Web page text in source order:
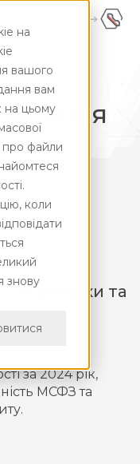
на
вашого
вам
на цьому
про файли
коли
знову
UA
ENG
перевірки та
за 2024 рік,
МСФЗ та